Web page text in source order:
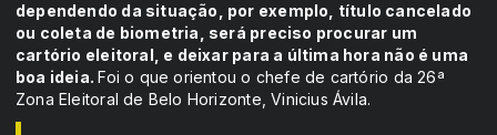
dependendo da situação, por exemplo, título cancelado
ou coleta de biometria, será preciso procurar um
cartório eleitoral, e deixar para a última hora não é uma
boa ideia.Foi o que orientou o chefe de cartório da 26ª
Zona Eleitoral de Belo Horizonte, Vinicius Ávila.